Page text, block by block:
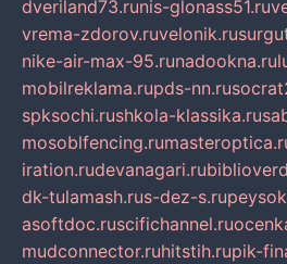
dveriland73.runis-glonass51.ru
vrema-zdorov.ruvelonik.ru
nike-air-max-95.runadookna.ru
mobilreklama.rupds-nn.ru
spksochi.rushkola-klassika.ru
mosoblfencing.ru
iration.rudevanagari.ru
dk-tulamash.rus-dez-s.ru
asoftdoc.ruscifichannel.ru
mudconnector.ruhitstih.rupik-